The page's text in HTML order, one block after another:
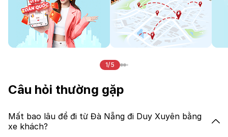
1/5
Câu hỏi thường gặp
Mất bao lâu để đi từ Đà Nẵng đi Duy Xuyên bằng
xe khách?